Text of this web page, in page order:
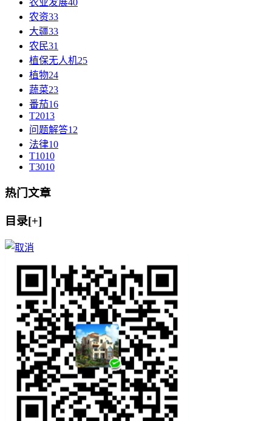
农资33
大疆33
农民31
植保无人机25
植物24
蔬菜23
番茄16
T2013
问题解答12
法律10
T1010
T3010
热门文章
目录[+]